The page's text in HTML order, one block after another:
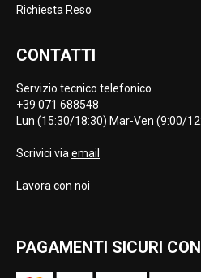
Richiesta Reso
CONTATTI
Servizio tecnico telefonico
+39 071 688548
Lun (15:30/18:30) Mar-Ven (9:00/
Scrivici via email
Lavora con noi
PAGAMENTI SICURI CON